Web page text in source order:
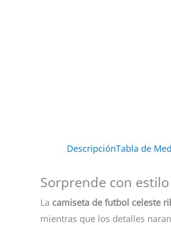
DescripciónTabla de
Sorprende con
La camiseta de futbol celeste
mientras que los detalles